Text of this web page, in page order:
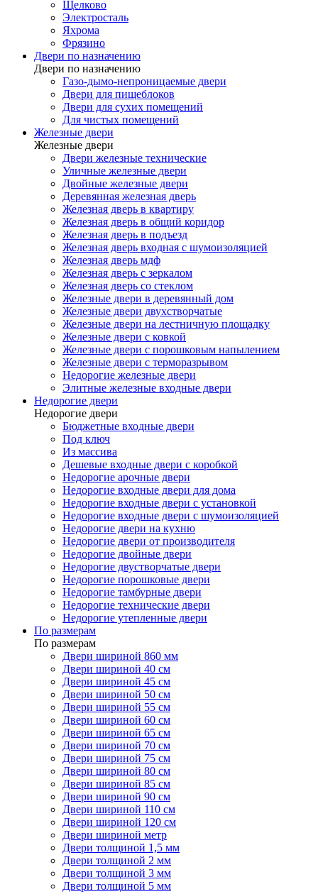
Щелково
Электросталь
Яхрома
Фрязино
Двери по назначению
Двери по назначению
Газо-дымо-непроницаемые двери
Двери для пищеблоков
Двери для сухих помещений
Для чистых помещений
Железные двери
Железные двери
Двери железные технические
Уличные железные двери
Двойные железные двери
Деревянная железная дверь
Железная дверь в квартиру
Железная дверь в общий коридор
Железная дверь в подъезд
Железная дверь входная с шумоизоляцией
Железная дверь мдф
Железная дверь с зеркалом
Железная дверь со стеклом
Железные двери в деревянный дом
Железные двери двухстворчатые
Железные двери на лестничную площадку
Железные двери с ковкой
Железные двери с порошковым напылением
Железные двери с терморазрывом
Недорогие железные двери
Элитные железные входные двери
Недорогие двери
Недорогие двери
Бюджетные входные двери
Под ключ
Из массива
Дешевые входные двери с коробкой
Недорогие арочные двери
Недорогие входные двери для дома
Недорогие входные двери с установкой
Недорогие входные двери с шумоизоляцией
Недорогие двери на кухню
Недорогие двери от производителя
Недорогие двойные двери
Недорогие двустворчатые двери
Недорогие порошковые двери
Недорогие тамбурные двери
Недорогие технические двери
Недорогие утепленные двери
По размерам
По размерам
Двери шириной 860 мм
Двери шириной 40 см
Двери шириной 45 см
Двери шириной 50 см
Двери шириной 55 см
Двери шириной 60 см
Двери шириной 65 см
Двери шириной 70 см
Двери шириной 75 см
Двери шириной 80 см
Двери шириной 85 см
Двери шириной 90 см
Двери шириной 110 см
Двери шириной 120 см
Двери шириной метр
Двери толщиной 1,5 мм
Двери толщиной 2 мм
Двери толщиной 3 мм
Двери толщиной 5 мм